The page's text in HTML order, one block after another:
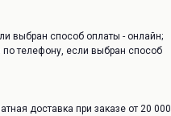
выбран способ оплаты - онлайн;
телефону, если выбран способ
доставка при заказе от 20 000